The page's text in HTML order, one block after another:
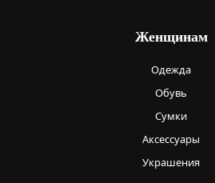
Женщинам
Одежда
Обувь
Сумки
Аксессуары
Украшения